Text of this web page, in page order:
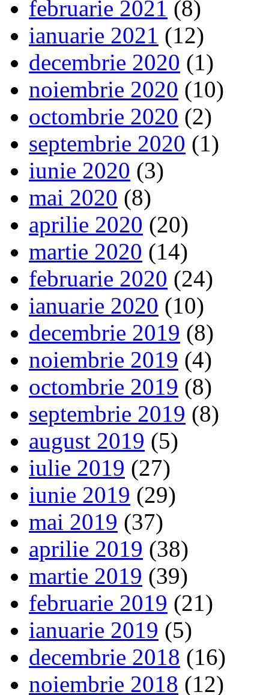
februarie 2021 (8)
ianuarie 2021 (12)
decembrie 2020 (1)
noiembrie 2020 (10)
octombrie 2020 (2)
septembrie 2020 (1)
iunie 2020 (3)
mai 2020 (8)
aprilie 2020 (20)
martie 2020 (14)
februarie 2020 (24)
ianuarie 2020 (10)
decembrie 2019 (8)
noiembrie 2019 (4)
octombrie 2019 (8)
septembrie 2019 (8)
august 2019 (5)
iulie 2019 (27)
iunie 2019 (29)
mai 2019 (37)
aprilie 2019 (38)
martie 2019 (39)
februarie 2019 (21)
ianuarie 2019 (5)
decembrie 2018 (16)
noiembrie 2018 (12)